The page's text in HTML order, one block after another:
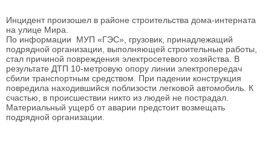
Инцидент произошел в районе строительства дома-интерната
на улице Мира.
По информации МУП «ГЭС», грузовик, принадлежащий
подрядной организации, выполняющей строительные работы,
стал причиной повреждения электросетевого хозяйства. В
результате ДТП 10-метровую опору линии электропередач
сбили транспортным средством. При падении конструкция
повредила находившийся поблизости легковой автомобиль. К
счастью, в происшествии никто из людей не пострадал.
Материальный ущерб от аварии предстоит возмещать
подрядной организации.